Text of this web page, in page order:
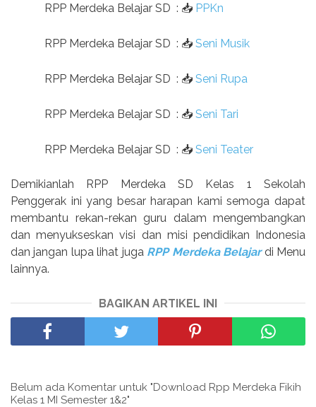
RPP Merdeka Belajar SD : 📥 PPKn
RPP Merdeka Belajar SD : 📥 Seni Musik
RPP Merdeka Belajar SD : 📥 Seni Rupa
RPP Merdeka Belajar SD : 📥 Seni Tari
RPP Merdeka Belajar SD : 📥 Seni Teater
Demikianlah RPP Merdeka SD Kelas 1 Sekolah
Penggerak ini yang besar harapan kami semoga dapat
membantu rekan-rekan guru dalam mengembangkan
dan menyukseskan visi dan misi pendidikan Indonesia
dan jangan lupa lihat juga RPP Merdeka Belajar di Menu
lainnya.
BAGIKAN ARTIKEL INI
Belum ada Komentar untuk "Download Rpp Merdeka Fikih
Kelas 1 MI Semester 1&2"